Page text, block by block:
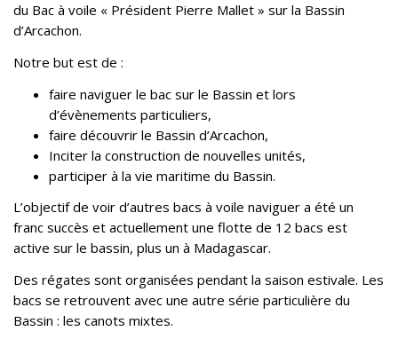
du Bac à voile « Président Pierre Mallet » sur la Bassin
d’Arcachon.
Notre but est de :
faire naviguer le bac sur le Bassin et lors
d’évènements particuliers,
faire découvrir le Bassin d’Arcachon,
Inciter la construction de nouvelles unités,
participer à la vie maritime du Bassin.
L’objectif de voir d’autres bacs à voile naviguer a été un
franc succès et actuellement une flotte de 12 bacs est
active sur le bassin, plus un à Madagascar.
Des régates sont organisées pendant la saison estivale. Les
bacs se retrouvent avec une autre série particulière du
Bassin : les canots mixtes.